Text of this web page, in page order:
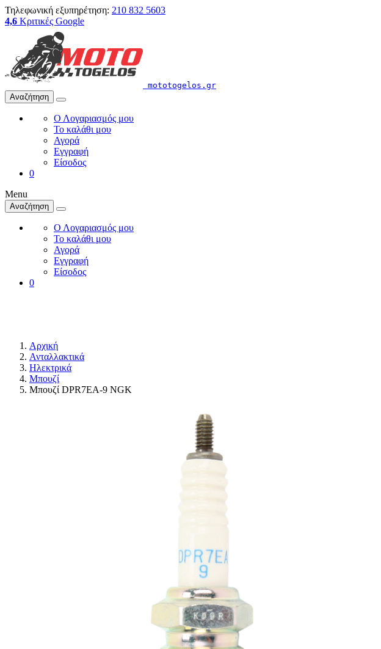
Τηλεφωνική εξυπηρέτηση: 210 832 5603
4,6 Κριτικές Google
mototogelos.gr
Αναζήτηση
Ο Λογαριασμός μου
Το καλάθι μου
Αγορά
Εγγραφή
Είσοδος
0
Menu
Αναζήτηση
Ο Λογαριασμός μου
Το καλάθι μου
Αγορά
Εγγραφή
Είσοδος
0
Αρχική
Ανταλλακτικά
Ηλεκτρικά
Μπουζί
Μπουζί DPR7EA-9 NGK